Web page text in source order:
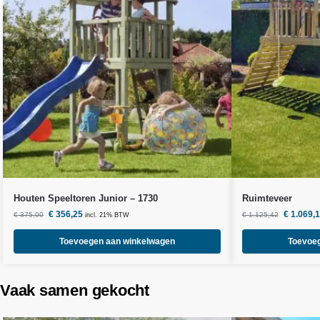
Houten Speeltoren Junior – 1730
€375,00 €356,25 incl. 21% BTW
Toevoegen aan winkelwagen
Ruimteveer
€1.125,42 €
Vaak samen gekocht